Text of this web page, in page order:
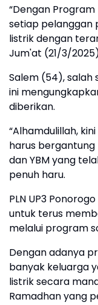
“Dengan
setiap pelanggan
listrik dengan
Jum'at (21/3/
Salem (54),
ini
diberikan.
“Alhamdulillah,
harus bergantung
dan YBM yang
penuh haru.
PLN UP3
untuk terus
melalui program
Dengan adanya
banyak keluarga
listrik secara
Ramadhan yang